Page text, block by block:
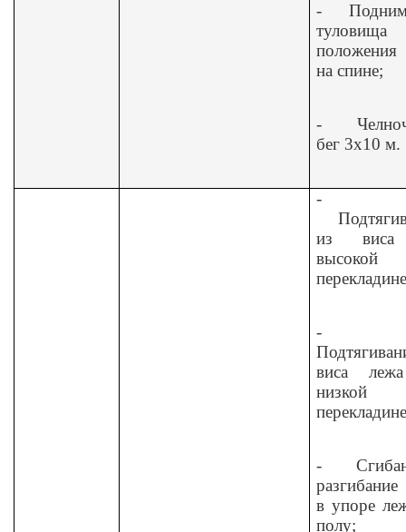
-
положения
на спине;
-
бег 3x10 м.
-
из
высокой
-
виса
низкой
-
в упоре
полу;